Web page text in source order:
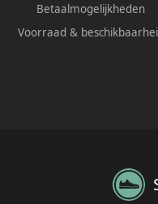
Betaalmogelijkheden
Voorraad &